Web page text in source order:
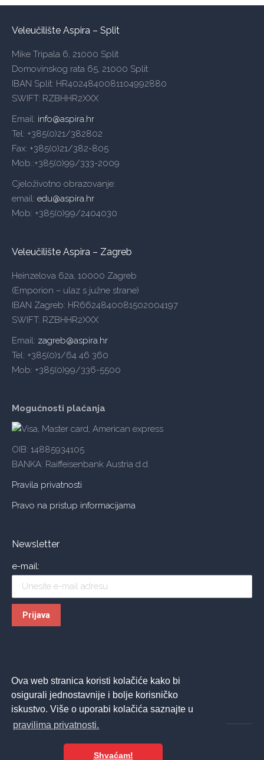
Ova web stranica koristi kolačiće kako bi
osigurali jednostavnije i bolje korisničko
iskustvo. Više o uporabi kolačića saznajte u
pravilima privatnosti.
Shvaćam!
Veleučilište Aspira – Split
Mike Tripala 6, 21000 Split
Domovinskog rata 65, 21000 Split
IBAN Split: HR4024840081104992880
SWIFT: RZBHHR2XXX
Email: info@aspira.hr
Tel: +385(0)21/382802
Fax: +385(0)21/382-805
Mob.:+385(0)99/333-2009
Cjeloživotno obrazovanje:
email: edu@aspira.hr
Mob: +385(0)99/2404030
Veleučilište Aspira – Zagreb
Heinzelova 62a, 10000 Zagreb
(Emporion – ulaz s južne strane)
IBAN Zagreb: HR6624840081502004197
SWIFT: RZBHHR2XXX
Email: zagreb@aspira.hr
Tel: +385(0)1/64 46 360
Mob: +385(0)99/336-5500
Mogućnosti plaćanja
OIB: 14885934105
BANKA: Raiffeisenbank Austria d.d.
Pravila privatnosti
Pravo na pristup informacijama
Newsletter
e-mail: